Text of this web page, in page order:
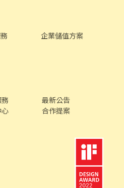
企業儲值方案
最新公告
合作提案